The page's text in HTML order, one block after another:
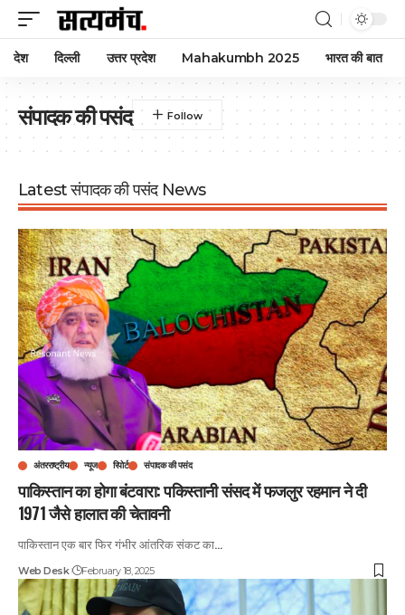
देश दिल्ली उत्तर प्रदेश Mahakumbh 2025 भारत की बात
संपादक की पसंद
Latest संपादक की पसंद News
अंतरराष्ट्रीय न्यूज रिपोर्ट संपादक की पसंद
पाकिस्तान का होगा बंटवारा: पकिस्तानी संसद में फजलुर रहमान ने दी
1971 जैसे हालात की चेतावनी
पाकिस्तान एक बार फिर गंभीर आंतरिक संकट का…
Web Desk February 18, 2025